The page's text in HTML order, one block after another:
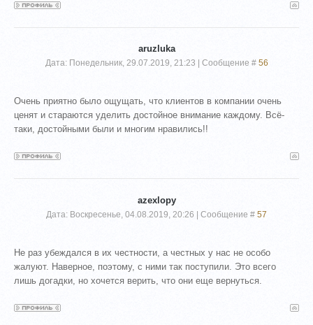
aruzluka
Дата: Понедельник, 29.07.2019, 21:23 | Сообщение # 56
Очень приятно было ощущать, что клиентов в компании очень
ценят и стараются уделить достойное внимание каждому. Всё-
таки, достойными были и многим нравились!!
azexlopy
Дата: Воскресенье, 04.08.2019, 20:26 | Сообщение # 57
Не раз убеждался в их честности, а честных у нас не особо
жалуют. Наверное, поэтому, с ними так поступили. Это всего
лишь догадки, но хочется верить, что они еще вернуться.